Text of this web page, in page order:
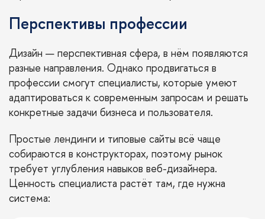
Перспективы профессии
Дизайн — перспективная сфера, в нём появляются
разные направления. Однако продвигаться в
профессии смогут специалисты, которые умеют
адаптироваться к современным запросам и решать
конкретные задачи бизнеса и пользователя.
Простые лендинги и типовые сайты всё чаще
собираются в конструкторах, поэтому рынок
требует углубления навыков веб-дизайнера.
Ценность специалиста растёт там, где нужна
система: